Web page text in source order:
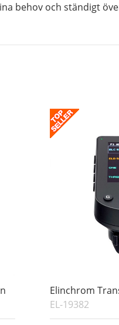
behov och ständigt
Elinchrom
EL-19382